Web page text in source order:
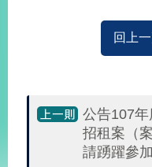
回上
公告107
招租案（
請踴躍參